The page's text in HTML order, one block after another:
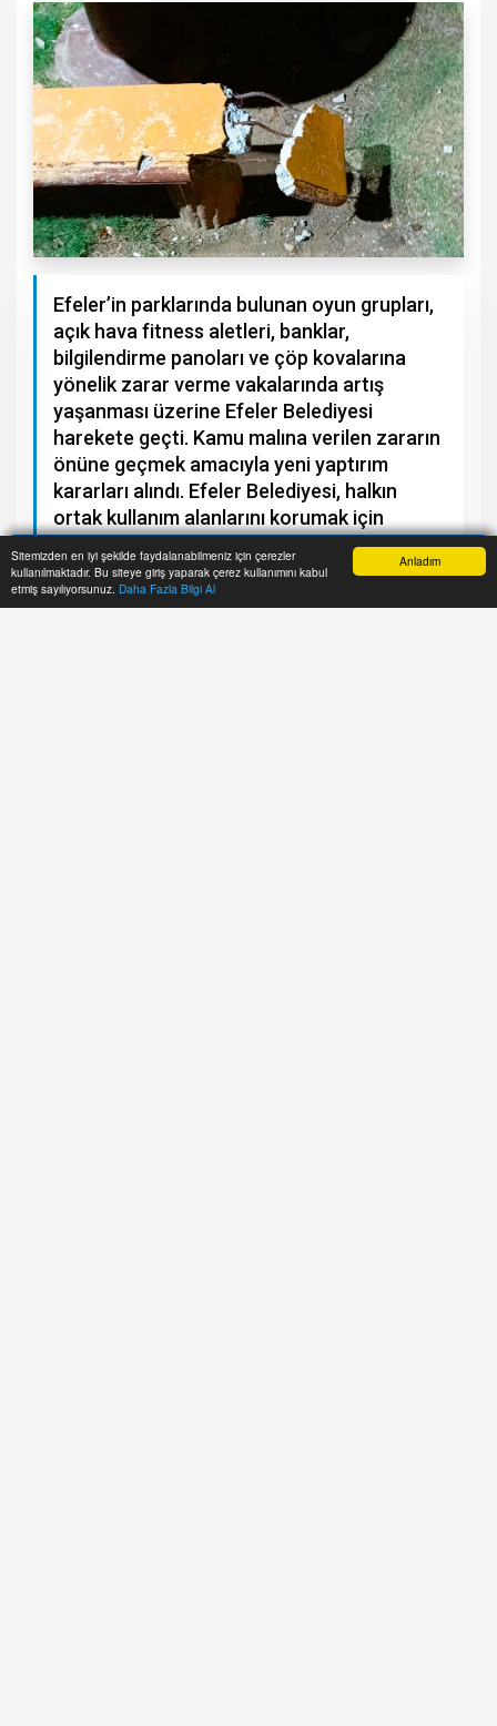
Anladım
Sitemizden en iyi şekilde faydalanabilmeniz için çerezler
kullanılmaktadır. Bu siteye giriş yaparak çerez kullanımını kabul
etmiş sayılıyorsunuz. Daha Fazla Bilgi Al
Efeler’in parklarında bulunan oyun grupları,
açık hava fitness aletleri, banklar,
bilgilendirme panoları ve çöp kovalarına
yönelik zarar verme vakalarında artış
yaşanması üzerine Efeler Belediyesi
harekete geçti. Kamu malına verilen zararın
önüne geçmek amacıyla yeni yaptırım
kararları alındı. Efeler Belediyesi, halkın
ortak kullanım alanlarını korumak için
denetimleri sıklaştıracağını ve zarar veren
kişiler tespit edilerek idari para cezası
uygulanacağı duyuruldu.
Anasayfa Haber Ara İhbar Hattı Menu